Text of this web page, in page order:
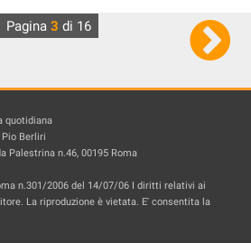
Pagina 3 di 16
quotidiana
Berliri
Palestrina n.46, 00195 Roma
n.301/2006 del 14/07/06 I diritti relativi ai
La riproduzione è vietata. E' consentita la